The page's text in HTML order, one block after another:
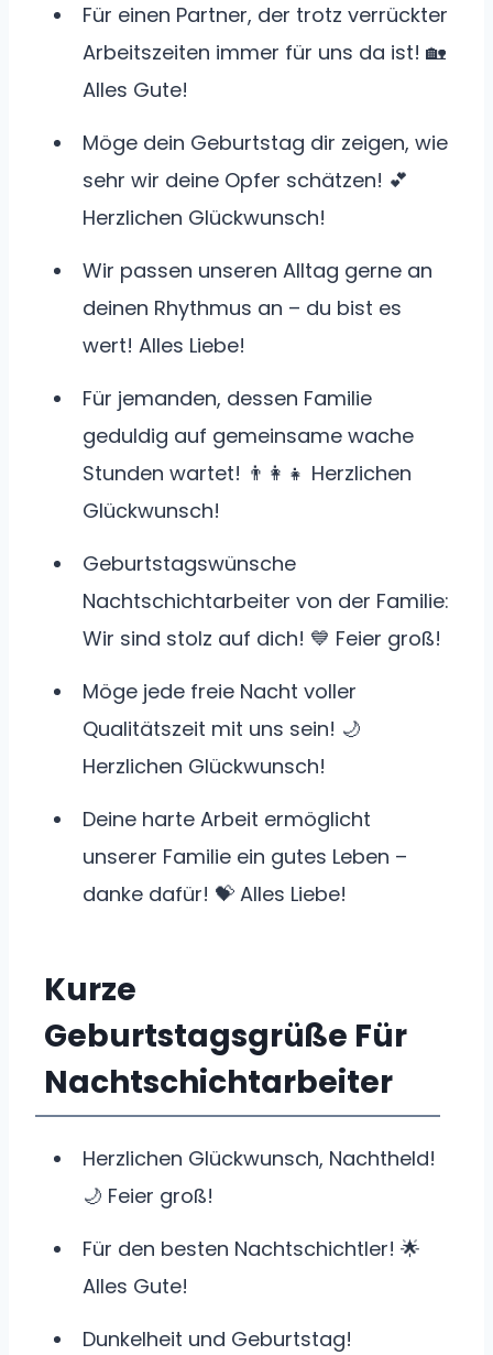
Für einen Partner, der trotz verrückter
Arbeitszeiten immer für uns da ist! 🏡
Alles Gute!
Möge dein Geburtstag dir zeigen, wie
sehr wir deine Opfer schätzen! 💕
Herzlichen Glückwunsch!
Wir passen unseren Alltag gerne an
deinen Rhythmus an – du bist es
wert! Alles Liebe!
Für jemanden, dessen Familie
geduldig auf gemeinsame wache
Stunden wartet! 👨‍👩‍👧 Herzlichen
Glückwunsch!
Geburtstagswünsche
Nachtschichtarbeiter von der Familie:
Wir sind stolz auf dich! 💙 Feier groß!
Möge jede freie Nacht voller
Qualitätszeit mit uns sein! 🌙
Herzlichen Glückwunsch!
Deine harte Arbeit ermöglicht
unserer Familie ein gutes Leben –
danke dafür! 💝 Alles Liebe!
Kurze
Geburtstagsgrüße Für
Nachtschichtarbeiter
Herzlichen Glückwunsch, Nachtheld!
🌙 Feier groß!
Für den besten Nachtschichtler! 🌟
Alles Gute!
Dunkelheit und Geburtstag!